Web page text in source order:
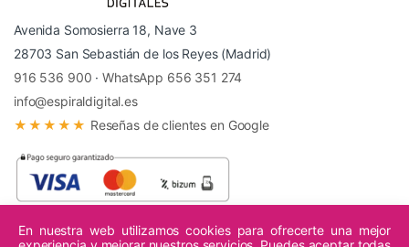
Avenida Somosierra 18, Nave 3
28703 San Sebastián de los Reyes (Madrid)
916 536 900 ·WhatsApp 656 351 274
info@espiraldigital.es
★★★★★ Reseñas de clientes en Google
En nuestra web utilizamos cookies para ofrecerte una mejor